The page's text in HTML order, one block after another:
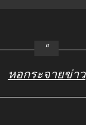
หอกระจายข่าว